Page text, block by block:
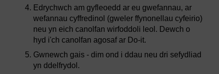
Edrychwch am gyfleoedd ar eu gwefannau, ar
wefannau cyffredinol (gweler ffynonellau cyfeirio)
neu yn eich canolfan wirfoddoli leol. Dewch o
hyd i'ch canolfan agosaf ar Do-it.
Gwnewch gais - dim ond i ddau neu dri sefydliad
yn ddelfrydol.